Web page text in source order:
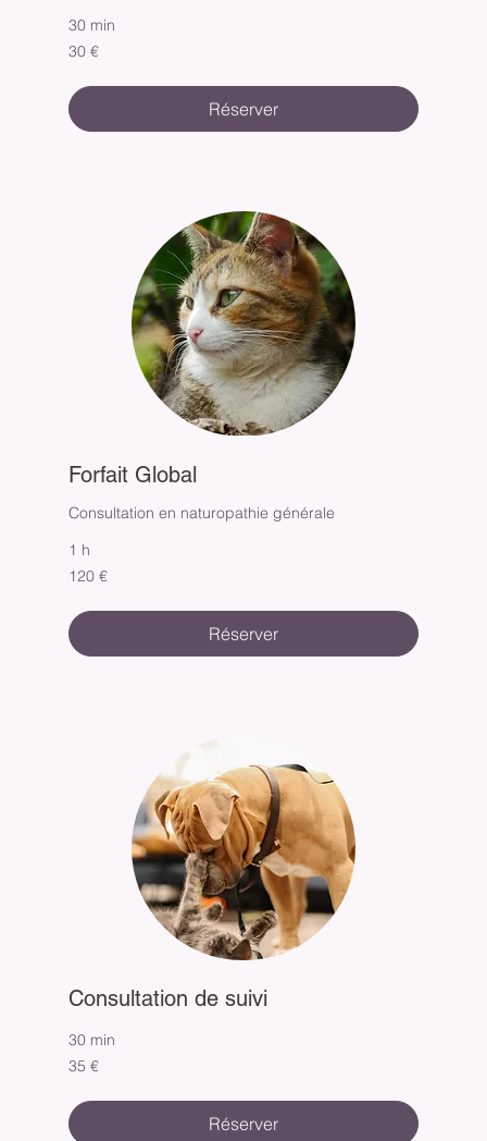
30 min
30
euros
30 €
Réserver
Forfait Global
Consultation en naturopathie générale
1 h
120
euros
120 €
Réserver
Consultation de suivi
30 min
35
euros
35 €
Réserver